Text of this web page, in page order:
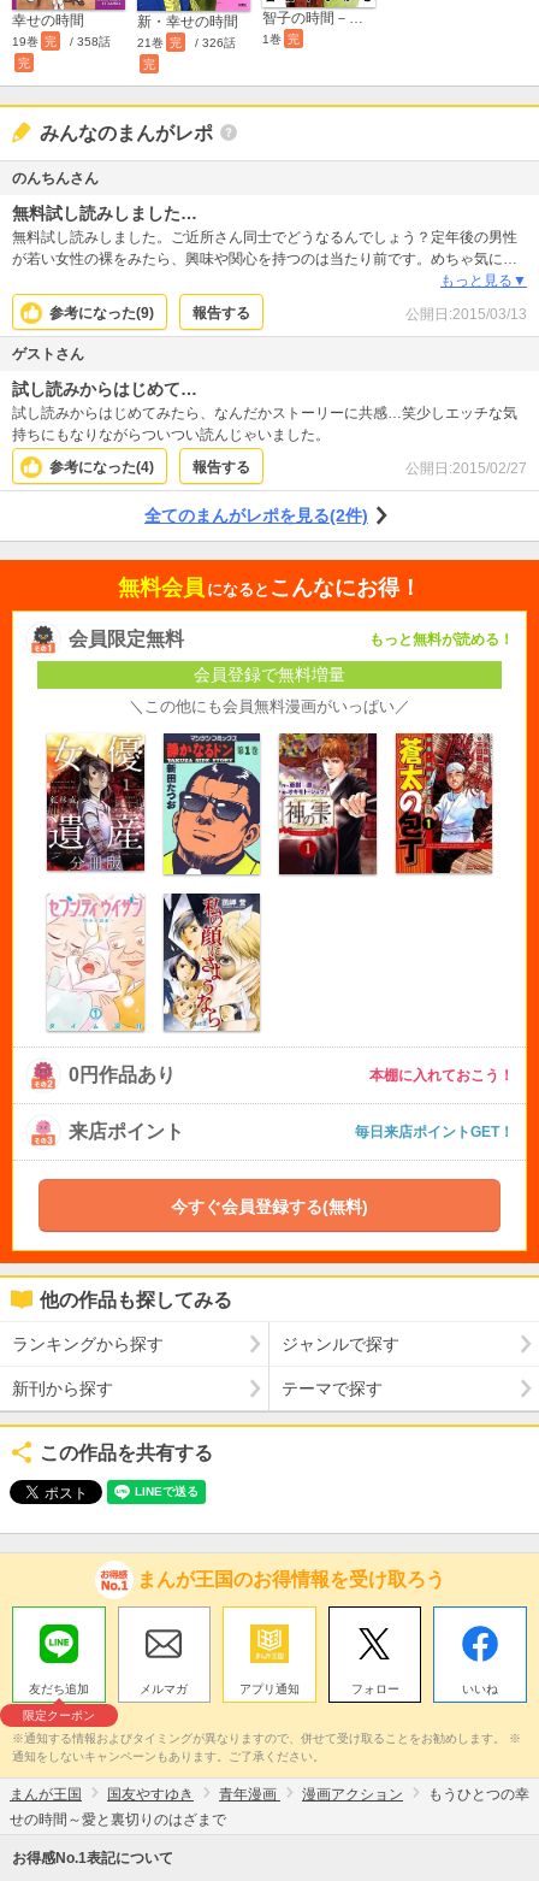
幸せの時間
19巻 完
/ 358話
完
新・幸せの時間
21巻 完
/ 326話
完
1巻 完
みんなのまんがレポ
のんちんさん
無料試し読みしました…
無料試し読みしました。ご近所さん同士でどうなるんでしょう？定年後の男性
が若い女性の裸をみたら、興味や関心を持つのは当たり前です。めちゃ気にな
もっと見る▼
参考になった(9) 報告する 公開日:2015/03/13
ゲストさん
試し読みからはじめて…
試し読みからはじめてみたら、なんだかストーリーに共感…笑少しエッチな気
持ちにもなりながらついつい読んじゃいました。
参考になった(4) 報告する 公開日:2015/02/27
全てのまんがレポを見る(2件)
無料会員 になると こんなにお得！
会員限定無料 もっと無料が読める！
会員登録で無料増量
＼この他にも会員無料漫画がいっぱい／
0円作品あり 本棚に入れておこう！
来店ポイント 毎日来店ポイントGET！
今すぐ会員登録する(無料)
他の作品も探してみる
ランキングから探す ジャンルで探す
新刊から探す テーマで探す
この作品を共有する
まんが王国のお得情報を受け取ろう
友だち追加
限定クーポン
メルマガ アプリ通知 フォロー いいね
※通知する情報およびタイミングが異なりますので、併せて受け取ることをお勧めします。 ※
通知をしないキャンペーンもあります。ご了承ください。
まんが王国 国友やすゆき 青年漫画 漫画アクション
もうひとつの幸
せの時間～愛と裏切りのはざまで
お得感No.1表記について